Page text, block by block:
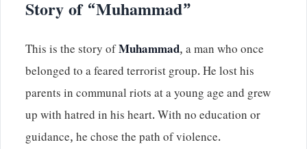
Story of “Muhammad”
This is the story ofMuhammad, a man who once
belonged to a feared terrorist group. He lost his
parents in communal riots at a young age and grew
up with hatred in his heart. With no education or
guidance, he chose the path of violence.